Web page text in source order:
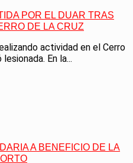
POR EL DUAR TRAS
DE LA CRUZ
actividad en el Cerro
En la...
A BENEFICIO DE LA